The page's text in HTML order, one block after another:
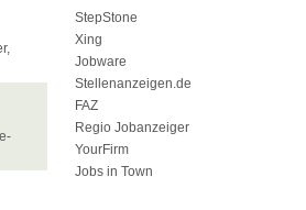
StepStone
Xing
Jobware
Stellenanzeigen.de
FAZ
Regio Jobanzeiger
YourFirm
Jobs in Town